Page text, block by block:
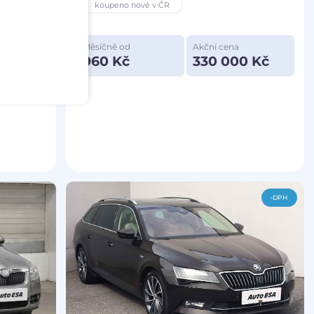
koupeno nové v ČR
Měsíčně od
960 Kč
Akční cena
330 000 Kč
-DPH